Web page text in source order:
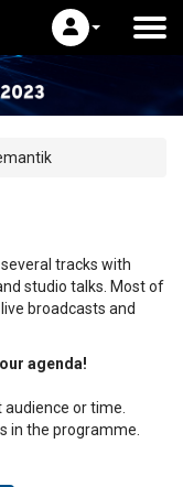
tracks with
studio talks. Most of
broadcasts and
agenda!
or time.
in the programme.